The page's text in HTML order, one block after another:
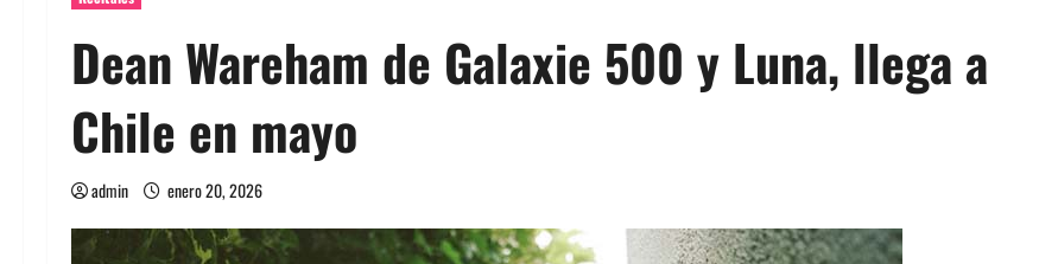
Dean Wareham de Galaxie 500 y Luna, llega a
Chile en mayo
admin enero 20, 2026